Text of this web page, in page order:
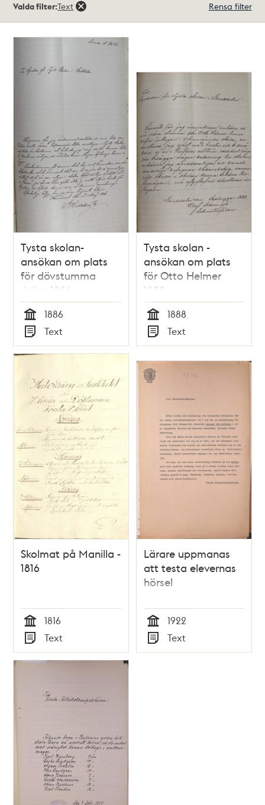
träffar
Valda filter:Text Rensa filter
Tysta skolan-
ansökan om plats
för dövstumma
Julius 1886
Tid
1886
Typ
Text
Tysta skolan -
ansökan om plats
för Otto Helmer
1888
Tid
1888
Typ
Text
Skolmat på Manilla -
1816
Tid
1816
Typ
Text
Lärare uppmanas
att testa elevernas
hörsel
Tid
1922
Typ
Text